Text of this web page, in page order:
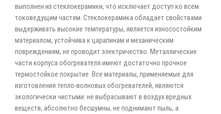
выполнен из стеклокерамики, что исключает доступ ко всем
токоведущим частям. Стеклокерамика обладает свойствами
выдерживать высокие температуры, является износостойким
материалом, устойчива к царапинам и механическим
повреждениям, не проводит электричество. Металлические
части корпуса обогревателя имеют достаточно прочное
термостойкое покрытие. Все материалы, применяемые для
изготовления тепло-волновых обогревателей, являются
экологически чистыми: не выбрасывают в воздух вредных
веществ, абсолютно бесшумны, не поднимают пыль, а